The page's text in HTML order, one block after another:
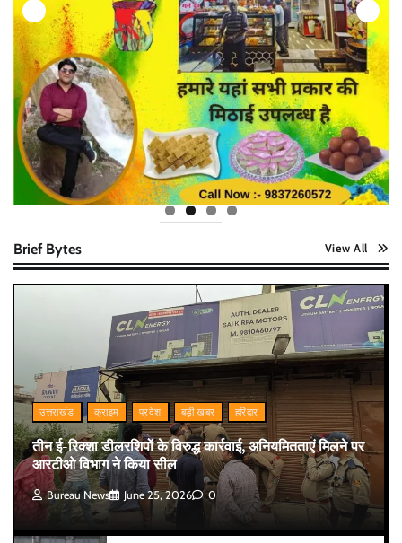
Brief Bytes View All
उत्तराखंड क्राइम प्रदेश बड़ी खबर हरिद्वार
तीन ई-रिक्शा डीलरशिपों के विरुद्ध कार्रवाई, अनियमितताएं मिलने पर
आरटीओ विभाग ने किया सील
Bureau News June 25, 2026 0